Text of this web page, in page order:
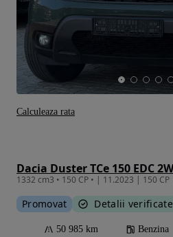
Promovat Detalii verificate
50 985 km Benzina
Calculeaza rata